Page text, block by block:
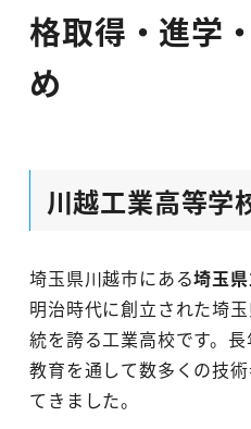
格取得・進学
め
川越工業高等学
埼玉県川越市にある埼玉
明治時代に創立された埼
統を誇る工業高校です。
教育を通して数多くの技
てきました。